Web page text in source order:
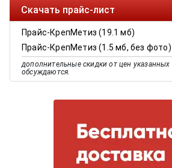
Скачать прайс-лист
Прайс-КрепМетиз (19.1 мб)
Прайс-КрепМетиз (1.5 мб, без фото)
дополнительные скидки от цен указанных
обсуждаются.